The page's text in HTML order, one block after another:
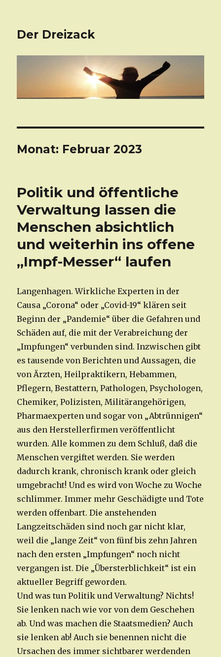
Der Dreizack
Monat: Februar 2023
Politik und öffentliche
Verwaltung lassen die
Menschen absichtlich
und weiterhin ins offene
„Impf-Messer“ laufen
Langenhagen. Wirkliche Experten in der
Causa „Corona“ oder „Covid-19“ klären seit
Beginn der „Pandemie“ über die Gefahren und
Schäden auf, die mit der Verabreichung der
„Impfungen“ verbunden sind. Inzwischen gibt
es tausende von Berichten und Aussagen, die
von Ärzten, Heilpraktikern, Hebammen,
Pflegern, Bestattern, Pathologen, Psychologen,
Chemiker, Polizisten, Militärangehörigen,
Pharmaexperten und sogar von „Abtrünnigen“
aus den Herstellerfirmen veröffentlicht
wurden. Alle kommen zu dem Schluß, daß die
Menschen vergiftet werden. Sie werden
dadurch krank, chronisch krank oder gleich
umgebracht! Und es wird von Woche zu Woche
schlimmer. Immer mehr Geschädigte und Tote
werden offenbart. Die anstehenden
Langzeitschäden sind noch gar nicht klar,
weil die „lange Zeit“ von fünf bis zehn Jahren
nach den ersten „Impfungen“ noch nicht
vergangen ist. Die „Übersterblichkeit“ ist ein
aktueller Begriff geworden.
Und was tun Politik und Verwaltung? Nichts!
Sie lenken nach wie vor von dem Geschehen
ab. Und was machen die Staatsmedien? Auch
sie lenken ab! Auch sie benennen nicht die
Ursachen des immer sichtbarer werdenden